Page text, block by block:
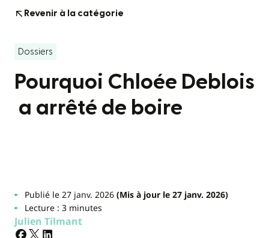
Revenir à la catégorie
Dossiers
Pourquoi Chloée Deblois
a arrêté de boire
Publié le 27 janv. 2026(Mis à jour le 27 janv. 2026)
Lecture : 3 minutes
Julien Tilmant